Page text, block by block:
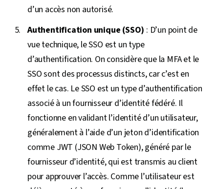
d’un accès non autorisé.
Authentification unique (SSO) : D’un point de
vue technique, le SSO est un type
d’authentification. On considère que la MFA et le
SSO sont des processus distincts, car c’est en
effet le cas. Le SSO est un type d’authentification
associé à un fournisseur d’identité fédéré. Il
fonctionne en validant l’identité d’un utilisateur,
généralement à l’aide d’un jeton d’identification
comme JWT (JSON Web Token), généré par le
fournisseur d’identité, qui est transmis au client
pour approuver l’accès. Comme l’utilisateur est